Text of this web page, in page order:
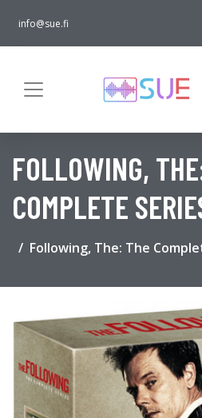
info@sue.fi
FOLLOWING,
COMPLETE
Following, The: The